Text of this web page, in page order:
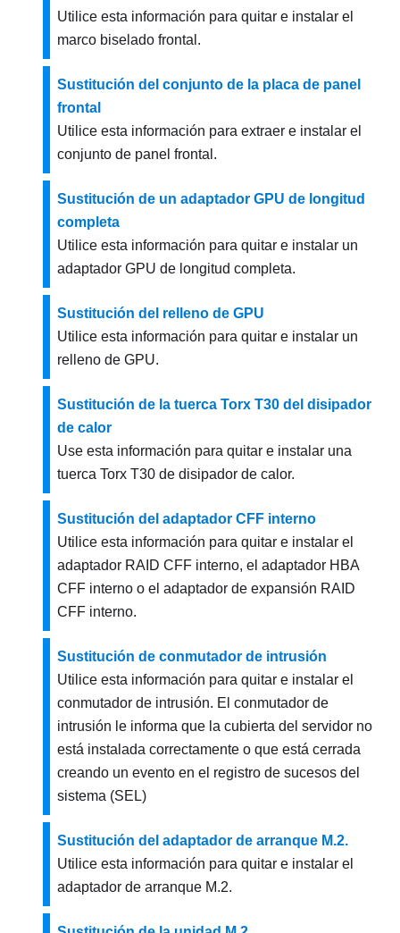
Utilice esta información para quitar e instalar el
marco biselado frontal.
Sustitución del conjunto de la placa de panel
frontal
Utilice esta información para extraer e instalar el
conjunto de panel frontal.
Sustitución de un adaptador GPU de longitud
completa
Utilice esta información para quitar e instalar un
adaptador GPU de longitud completa.
Sustitución del relleno de GPU
Utilice esta información para quitar e instalar un
relleno de GPU.
Sustitución de la tuerca Torx T30 del disipador
de calor
Use esta información para quitar e instalar una
tuerca Torx T30 de disipador de calor.
Sustitución del adaptador CFF interno
Utilice esta información para quitar e instalar el
adaptador RAID CFF interno, el adaptador HBA
CFF interno o el adaptador de expansión RAID
CFF interno.
Sustitución de conmutador de intrusión
Utilice esta información para quitar e instalar el
conmutador de intrusión. El conmutador de
intrusión le informa que la cubierta del servidor no
está instalada correctamente o que está cerrada
creando un evento en el registro de sucesos del
sistema (SEL)
Sustitución del adaptador de arranque M.2.
Utilice esta información para quitar e instalar el
adaptador de arranque M.2.